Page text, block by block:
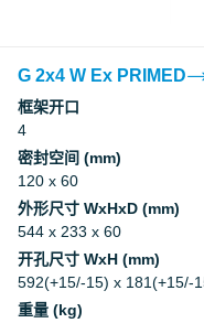
G 2x4 W Ex PRIMED
框架开口
4
密封空间 (mm)
120 x 60
外形尺寸 WxHxD (mm)
544 x 233 x 60
开孔尺寸 WxH (mm)
592(+15/-15) x 181(+15/-
重量 (kg)